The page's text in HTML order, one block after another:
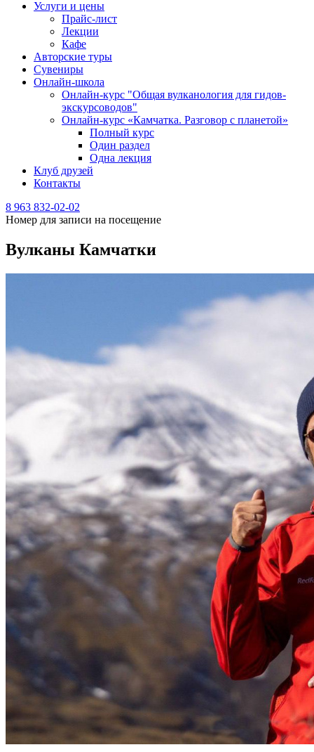
Услуги и цены
Прайс-лист
Лекции
Кафе
Авторские туры
Сувениры
Онлайн-школа
Онлайн-курс "Общая вулканология для гидов-
экскурсоводов"
Онлайн-курс «Камчатка. Разговор с планетой»
Полный курс
Один раздел
Одна лекция
Клуб друзей
Контакты
8 963 832-02-02
Номер для записи на посещение
Вулканы Камчатки